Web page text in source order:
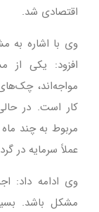
اقتصادی شد.
وی با اشاره به
افزود: یکی از
مواجه‌اند،
کار است. در
مربوط به چند
عملاً سرمایه در
وی ادامه داد:
مشکل باشد.